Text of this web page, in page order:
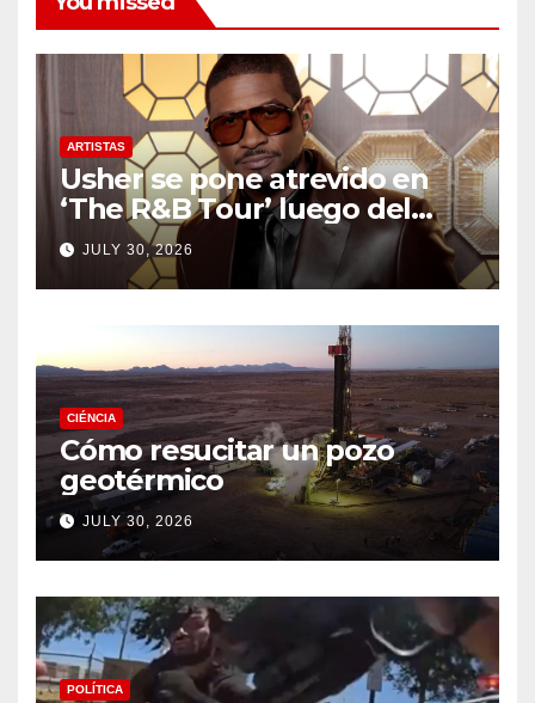
ARTISTAS
Usher se pone atrevido en
‘The R&B Tour’ luego del
drama de un fan
JULY 30, 2026
CIÉNCIA
Cómo resucitar un pozo
geotérmico
JULY 30, 2026
POLÍTICA